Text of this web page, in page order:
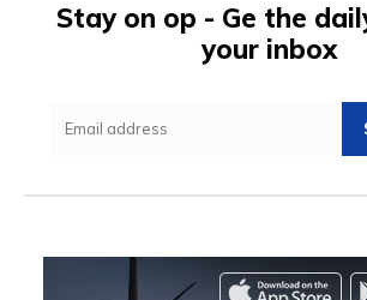
Stay on op - Ge the
your inbox